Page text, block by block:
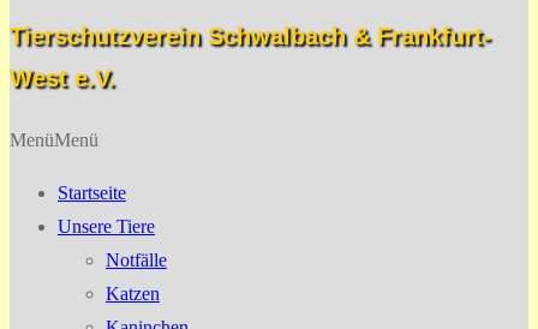
Tierschutzverein Schwalbach & Frankfurt-
West e.V.
MenüMenü
Startseite
Unsere Tiere
Notfälle
Katzen